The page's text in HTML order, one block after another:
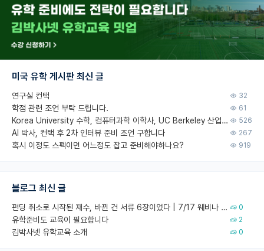
미국 유학 게시판 최신 글
연구실 컨택 32
학점 관련 조언 부탁 드립니다. 61
Korea University 수학, 컴퓨터과학 이학사, UC Berkeley 산업공학 대학원 공학박사가 되는 것은 쉽지 않겠죠? 526
AI 박사, 컨택 후 2차 인터뷰 준비 조언 구합니다 267
혹시 이정도 스펙이면 어느정도 잡고 준비해야하나요? 919
블로그 최신 글
펀딩 취소로 시작된 재수, 바뀐 건 서류 6장이었다 | 7/17 웨비나 회고 0
유학준비도 교육이 필요합니다 2
김박사넷 유학교육 소개 0